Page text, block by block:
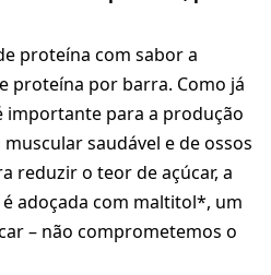
proteína com sabor a
proteína por barra. Como já
importante para a produção
saudável e de ossos
reduzir o teor de açúcar, a
adoçada com maltitol*, um
– não comprometemos o